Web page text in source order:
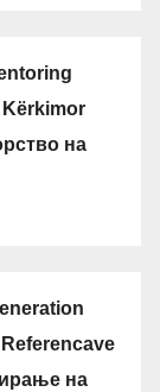
на
на